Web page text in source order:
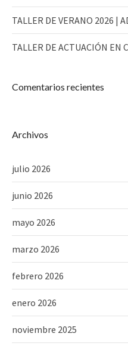
TALLER DE VERANO 2026 |
TALLER DE ACTUACIÓN EN
Comentarios recientes
Archivos
julio 2026
junio 2026
mayo 2026
marzo 2026
febrero 2026
enero 2026
noviembre 2025